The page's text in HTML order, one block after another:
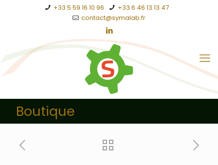
+33 5 59 16 10 96
+33 6 46 13 13 47
contact@symalab.fr
Boutique